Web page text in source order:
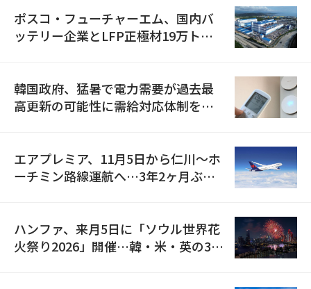
ポスコ・フューチャーエム、国内バ
ッテリー企業とLFP正極材19万トン
韓国政府、猛暑で電力需要が過去最
高更新の可能性に需給対応体制を点
エアプレミア、11月5日から仁川〜ホ
ーチミン路線運航へ…3年2ヶ月ぶり
ハンファ、来月5日に「ソウル世界花
火祭り2026」開催…韓・米・英の3カ